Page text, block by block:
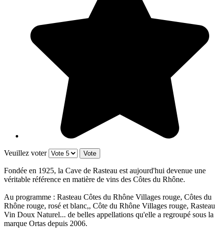
Veuillez voter
Fondée en 1925, la Cave de Rasteau est aujourd'hui devenue une
véritable référence en matière de vins des Côtes du Rhône.
Au programme : Rasteau Côtes du Rhône Villages rouge, Côtes du
Rhône rouge, rosé et blanc,, Côte du Rhône Villages rouge, Rasteau
Vin Doux Naturel... de belles appellations qu'elle a regroupé sous la
marque Ortas depuis 2006.